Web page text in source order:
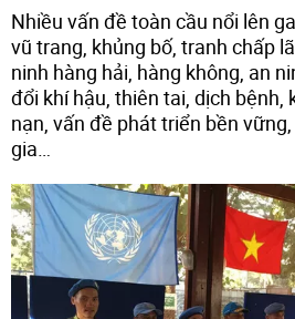
Nhiều vấn đề toàn cầu nổi lên
vũ trang, khủng bố, tranh chấp
ninh hàng hải, hàng không, an
đổi khí hậu, thiên tai, dịch bệnh,
nạn, vấn đề phát triển bền
gia…